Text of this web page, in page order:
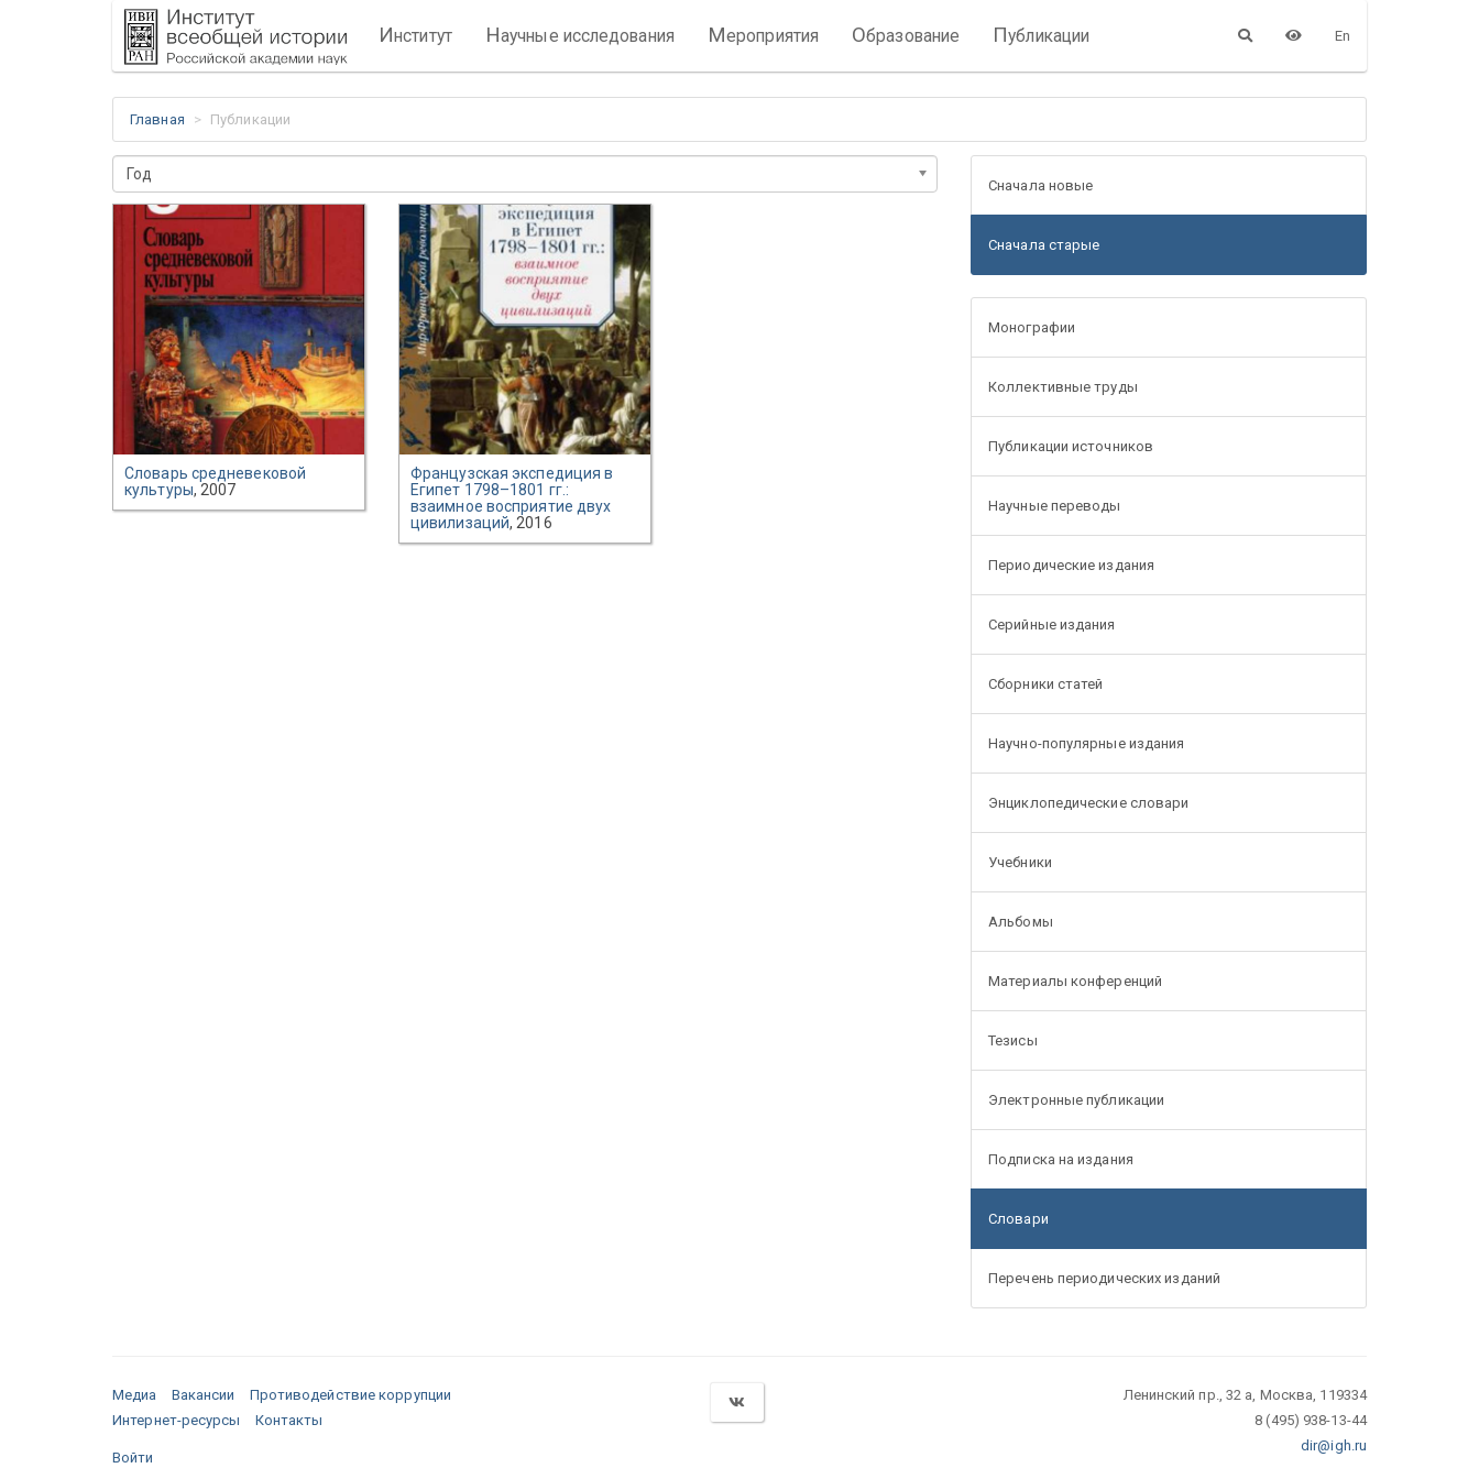
Институт Научные исследования Мероприятия Образование Публикации En
Главная Публикации
Год
Словарь средневековой
культуры, 2007
Французская экспедиция в
Египет 1798–1801 гг.:
взаимное восприятие двух
цивилизаций, 2016
Сначала новые
Сначала старые
Монографии
Коллективные труды
Публикации источников
Научные переводы
Периодические издания
Серийные издания
Сборники статей
Научно-популярные издания
Энциклопедические словари
Учебники
Альбомы
Материалы конференций
Тезисы
Электронные публикации
Подписка на издания
Словари
Перечень периодических изданий
Медиа Вакансии
Противодействие коррупции
Интернет-ресурсы
Контакты
Войти
Ленинский пр., 32 а, Москва, 119334
8 (495) 938-13-44
dir@igh.ru